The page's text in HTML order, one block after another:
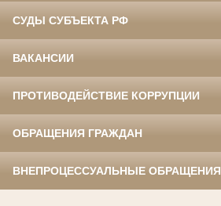
СУДЫ СУБЪЕКТА РФ
ВАКАНСИИ
ПРОТИВОДЕЙСТВИЕ КОРРУПЦИИ
ОБРАЩЕНИЯ ГРАЖДАН
ВНЕПРОЦЕССУАЛЬНЫЕ ОБРАЩЕНИЯ